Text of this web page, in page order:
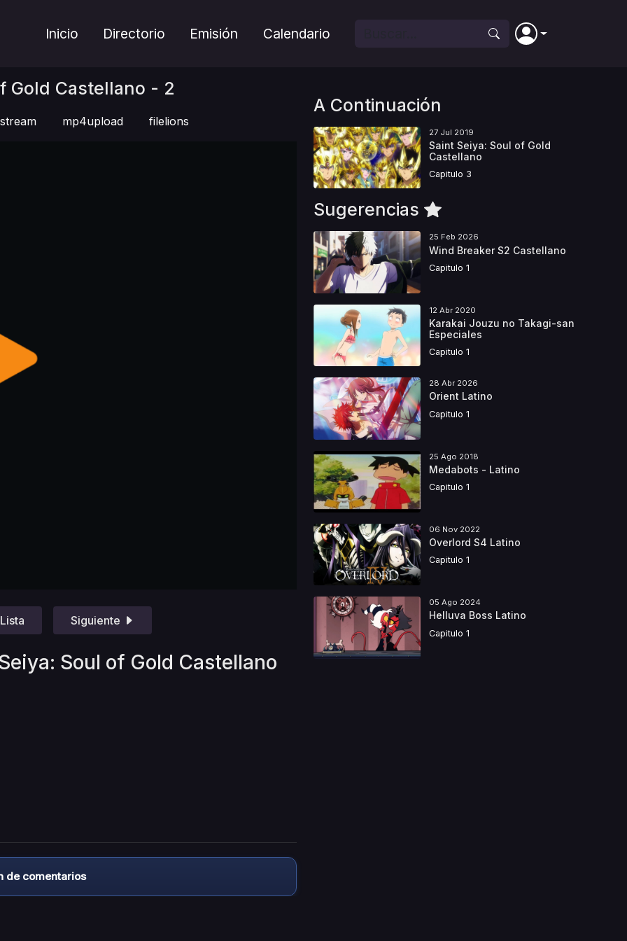
Inicio Directorio Emisión Calendario
Gold Castellano - 2
mp4upload filelions
Lista Siguiente
Soul of Gold Castellano
de comentarios
A Continuación
27 Jul 2019
Saint Seiya: Soul of Gold
Castellano
Capitulo 3
Sugerencias
25 Feb 2026
Wind Breaker S2 Castellano
Capitulo 1
12 Abr 2020
Karakai Jouzu no Takagi-san
Especiales
Capitulo 1
28 Abr 2026
Orient Latino
Capitulo 1
25 Ago 2018
Medabots - Latino
Capitulo 1
06 Nov 2022
Overlord S4 Latino
Capitulo 1
05 Ago 2024
Helluva Boss Latino
Capitulo 1